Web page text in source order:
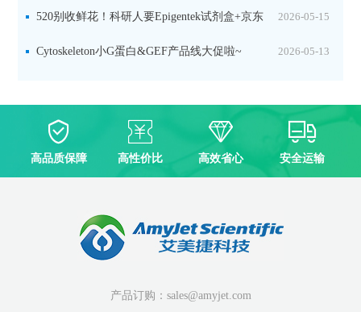
双赋能，下单即赠京东卡 2026-05-15
520别收鲜花！科研人要Epigentek试剂盒+京东
卡！ 2026-05-13
Cytoskeleton小G蛋白&GEF产品线大促啦~
高品质保障 高性价比 高效省心 安全运输
产品订购：sales@amyjet.com